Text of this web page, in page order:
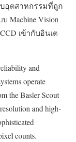
อุตสาหกรรมที่ถูก
Machine Vision
เข้ากับอินเต
and
operate
the Basler Scout
and high-
counts.